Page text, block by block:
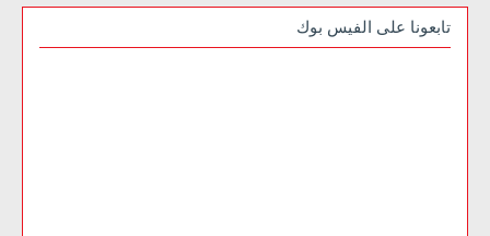
تابعونا على الفيس بوك